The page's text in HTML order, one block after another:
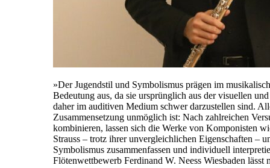
»Der Jugendstil und Symbolismus prägen im
Bedeutung aus, da sie ursprünglich aus der visuellen
daher im auditiven Medium schwer darzustellen sind.
Zusammensetzung unmöglich ist: Nach zahlreichen
kombinieren, lassen sich die Werke von Komponisten
Strauss – trotz ihrer unvergleichlichen Eigenschaften –
Symbolismus zusammenfassen und individuell
Flötenwettbewerb Ferdinand W. Neess Wiesbaden lässt